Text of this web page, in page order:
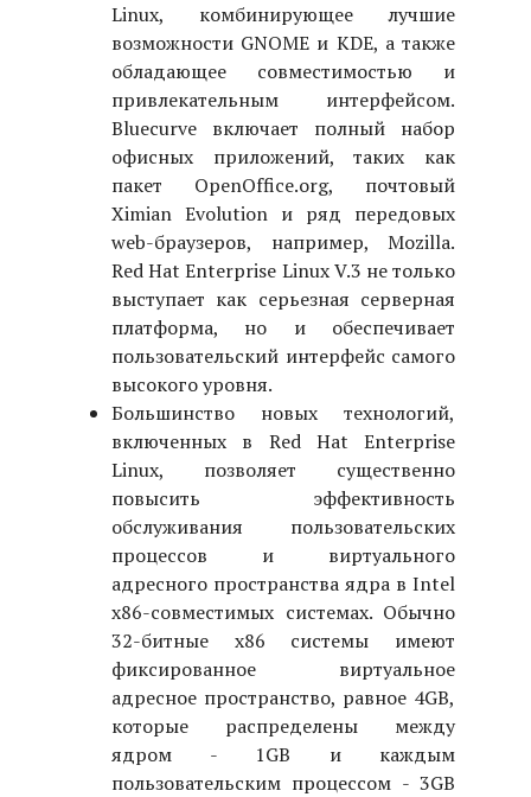
Linux, комбинирующее лучшие
возможности GNOME и KDE, а также
обладающее совместимостью и
привлекательным интерфейсом.
Bluecurve включает полный набор
офисных приложений, таких как
пакет OpenOffice.org, почтовый
Ximian Evolution и ряд передовых
web-браузеров, например, Mozilla.
Red Hat Enterprise Linux V.3 не только
выступает как серьезная серверная
платформа, но и обеспечивает
пользовательский интерфейс самого
высокого уровня.
Большинство новых технологий,
включенных в Red Hat Enterprise
Linux, позволяет существенно
повысить эффективность
обслуживания пользовательских
процессов и виртуального
адресного пространства ядра в Intel
x86-совместимых системах. Обычно
32-битные x86 системы имеют
фиксированное виртуальное
адресное пространство, равное 4GB,
которые распределены между
ядром - 1GB и каждым
пользовательским процессом - 3GB